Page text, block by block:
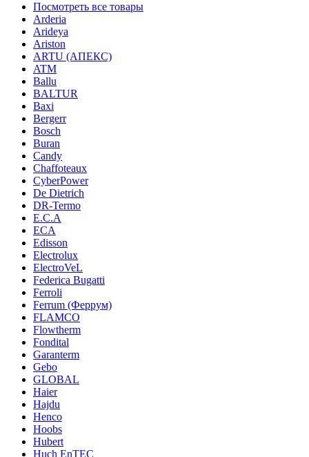
Посмотреть все товары
Arderia
Arideya
Ariston
ARTU (АПЕКС)
ATM
Ballu
BALTUR
Baxi
Bergerr
Bosch
Buran
Candy
Chaffoteaux
CyberPower
De Dietrich
DR-Termo
E.C.A
ECA
Edisson
Electrolux
ElectroVeL
Federica Bugatti
Ferroli
Ferrum (Феррум)
FLAMCO
Flowtherm
Fondital
Garanterm
Gebo
GLOBAL
Haier
Hajdu
Henco
Hoobs
Hubert
Huch EnTEC